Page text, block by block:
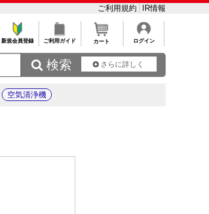
ご利用規約 IR情報
新規会員登録 ご利用ガイド カート ログイン
 検索 さらに詳しく
空気清浄機